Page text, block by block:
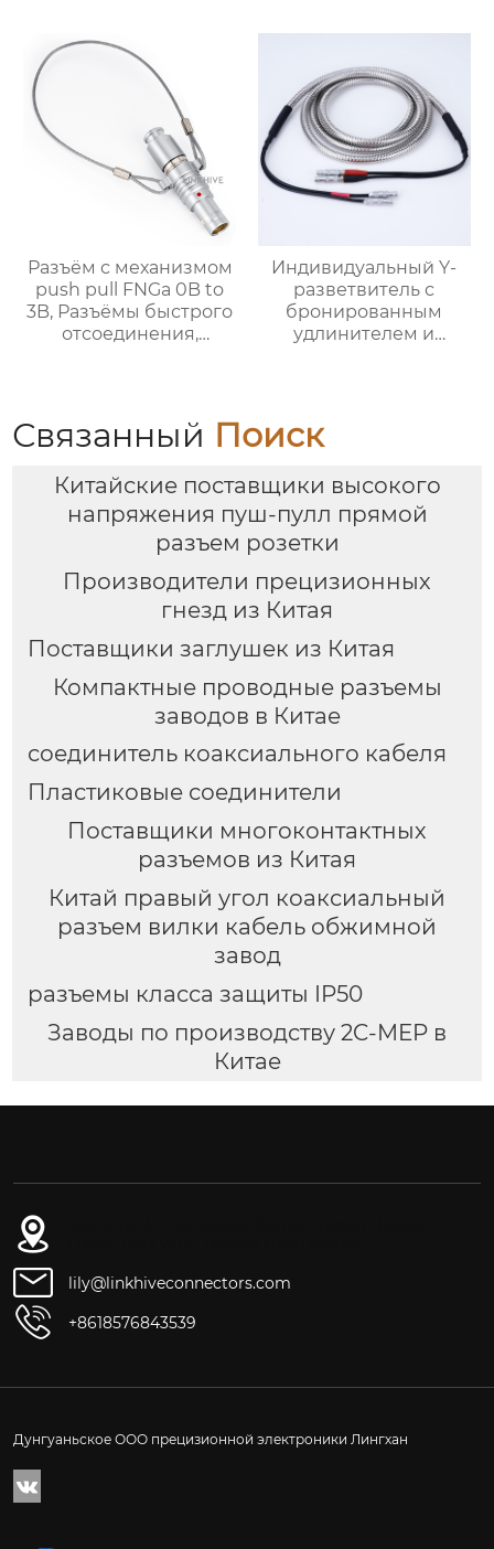
Разъём с механизмом
push pull FNGa 0B to
3B, Разъёмы быстрого
отсоединения,
Индивидуальный Y-
разветвитель с
бронированным
удлинителем и
Связанный Поиск
Китайские поставщики высокого
напряжения пуш-пулл прямой
разъем розетки
Производители прецизионных
гнезд из Китая
Поставщики заглушек из Китая
Компактные проводные разъемы
заводов в Китае
соединитель коаксиального кабеля
Пластиковые соединители
Поставщики многоконтактных
разъемов из Китая
Китай правый угол коаксиальный
разъем вилки кабель обжимной
завод
разъемы класса защиты IP50
Заводы по производству 2C-MEP в
Китае
lily@linkhiveconnectors.com
+8618576843539
Дунгуаньское ООО прецизионной электроники Лингхан
